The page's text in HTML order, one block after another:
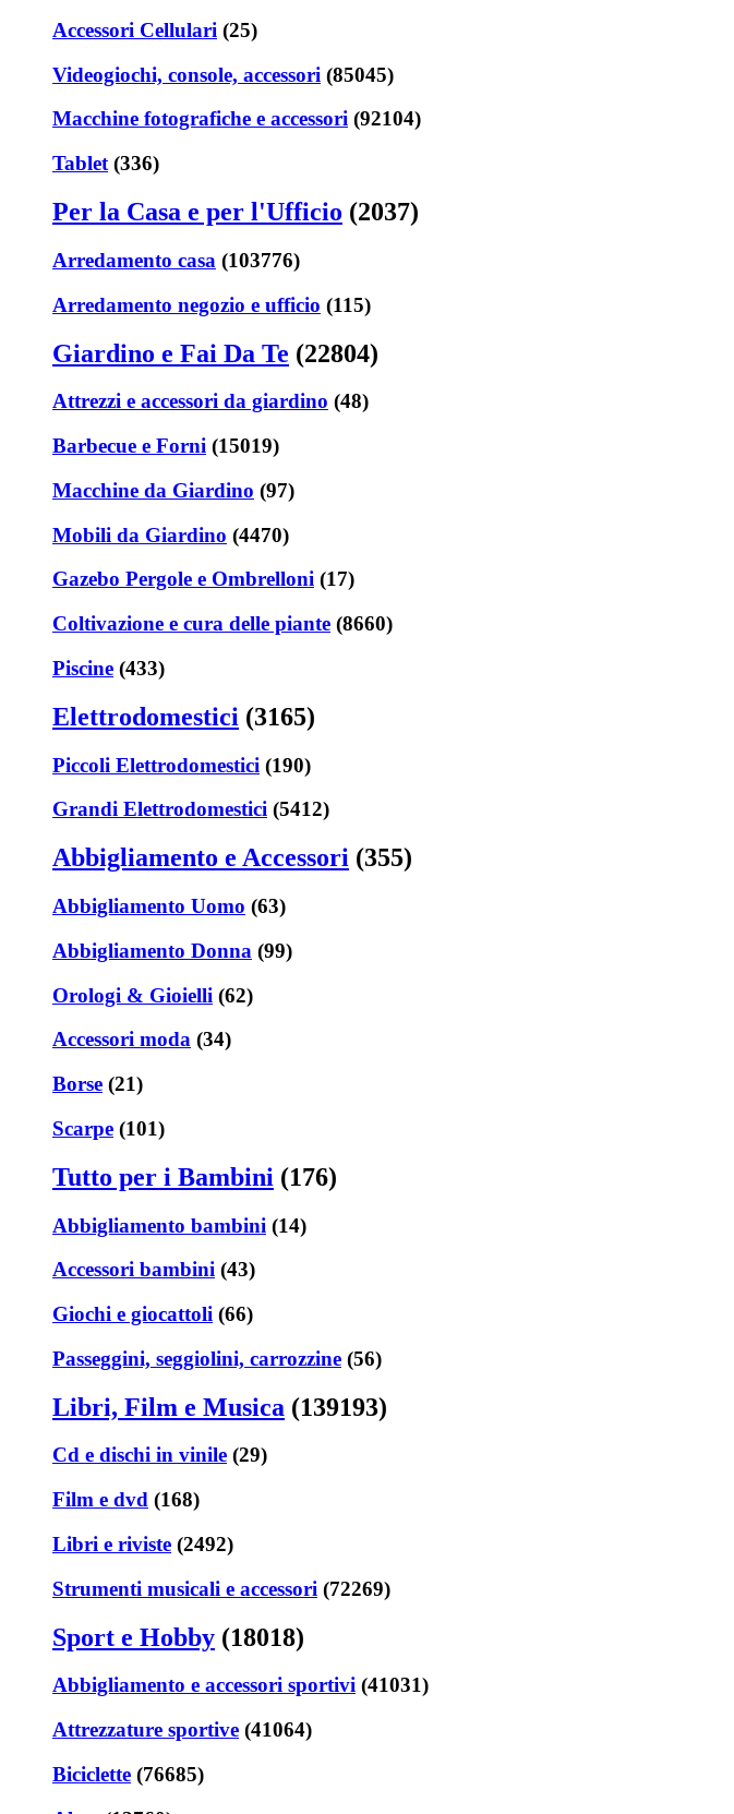
Accessori Cellulari (25)
Videogiochi, console, accessori (85045)
Macchine fotografiche e accessori (92104)
Tablet (336)
Per la Casa e per l'Ufficio (2037)
Arredamento casa (103776)
Arredamento negozio e ufficio (115)
Giardino e Fai Da Te (22804)
Attrezzi e accessori da giardino (48)
Barbecue e Forni (15019)
Macchine da Giardino (97)
Mobili da Giardino (4470)
Gazebo Pergole e Ombrelloni (17)
Coltivazione e cura delle piante (8660)
Piscine (433)
Elettrodomestici (3165)
Piccoli Elettrodomestici (190)
Grandi Elettrodomestici (5412)
Abbigliamento e Accessori (355)
Abbigliamento Uomo (63)
Abbigliamento Donna (99)
Orologi & Gioielli (62)
Accessori moda (34)
Borse (21)
Scarpe (101)
Tutto per i Bambini (176)
Abbigliamento bambini (14)
Accessori bambini (43)
Giochi e giocattoli (66)
Passeggini, seggiolini, carrozzine (56)
Libri, Film e Musica (139193)
Cd e dischi in vinile (29)
Film e dvd (168)
Libri e riviste (2492)
Strumenti musicali e accessori (72269)
Sport e Hobby (18018)
Abbigliamento e accessori sportivi (41031)
Attrezzature sportive (41064)
Biciclette (76685)